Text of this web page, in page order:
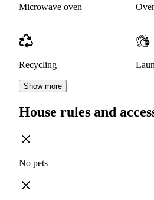
Microwave oven
Recycling
Show more
House rules and
No pets